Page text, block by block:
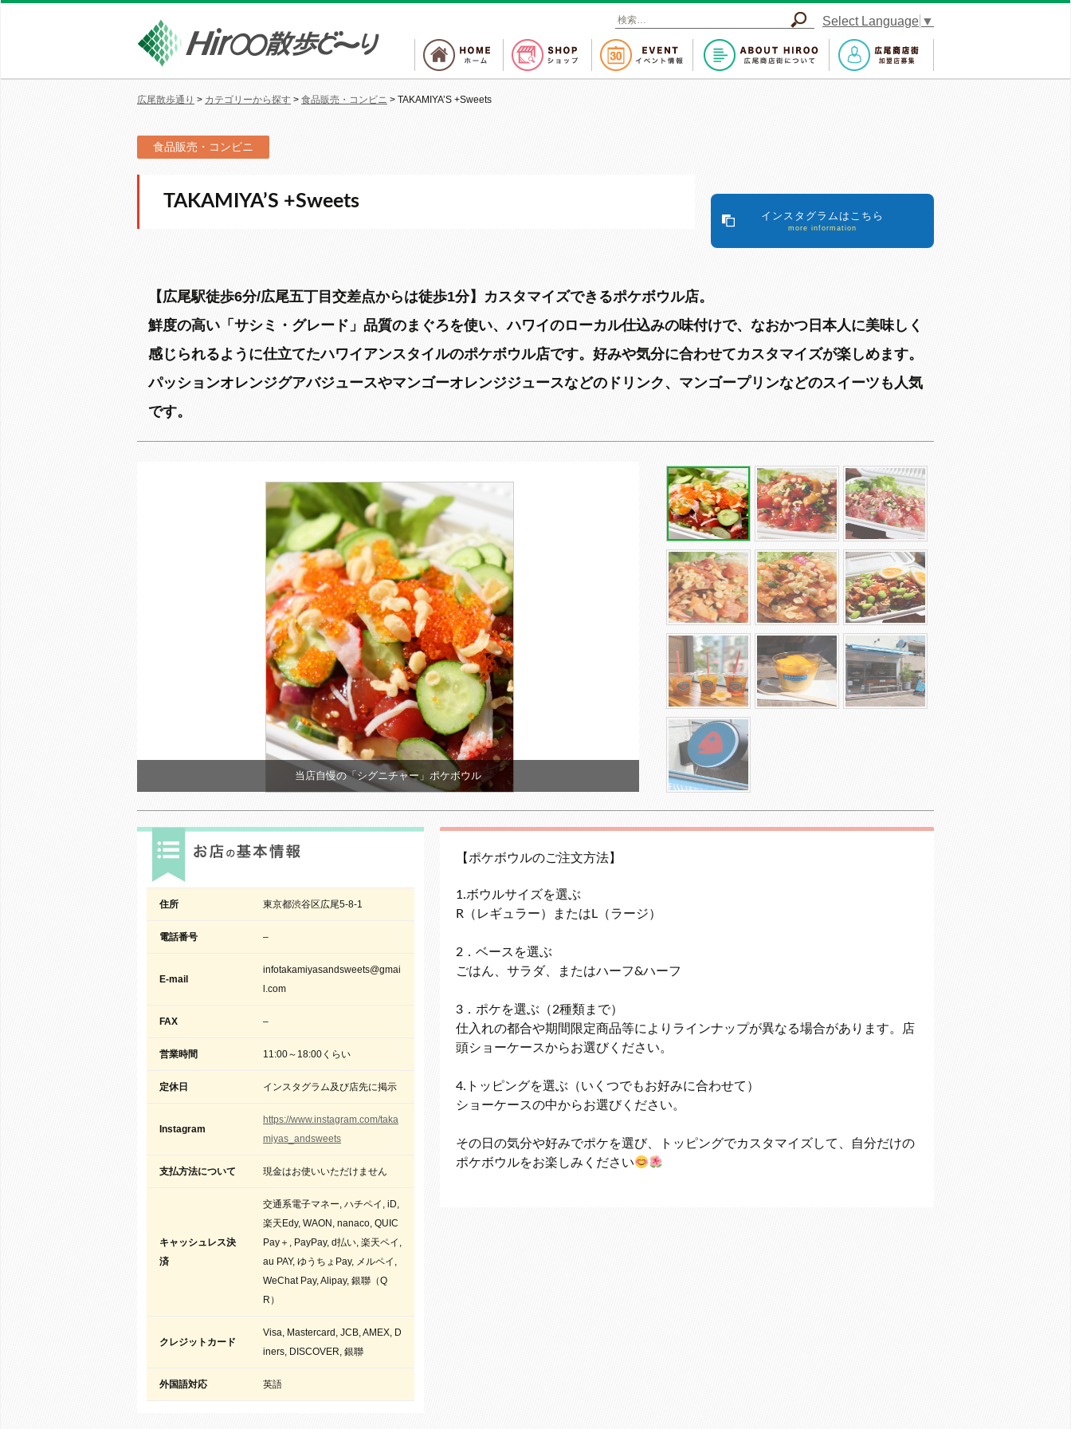
検
:
Select Language ▼
広尾散歩通り > カテゴリーから探す > 食品販売・コンビニ > TAKAMIYA’S +Sweets
食品販売・コンビニ
TAKAMIYA’S +Sweets
インスタグラムはこちら
more information
【広尾駅徒歩6分/広尾五丁目交差点からは徒歩1分】カスタマイズできるポケボウル店。
鮮度の高い「サシミ・グレード」品質のまぐろを使い、ハワイのローカル仕込みの味付けで、なおかつ日本人に美味しく
感じられるように仕立てたハワイアンスタイルのポケボウル店です。好みや気分に合わせてカスタマイズが楽しめます。
パッションオレンジグアバジュースやマンゴーオレンジジュースなどのドリンク、マンゴープリンなどのスイーツも人気
です。
当店自慢の「シグニチャー」ポケボウル
住所 東京都渋谷区広尾5-8-1
電話番号 –
E-mail
infotakamiyasandsweets@gmai
l.com
FAX –
営業時間 11:00～18:00くらい
定休日 インスタグラム及び店先に掲示
Instagram
https://www.instagram.com/taka
miyas_andsweets
支払方法について 現金はお使いいただけません
キャッシュレス決
済
交通系電子マネー, ハチペイ, iD,
楽天Edy, WAON, nanaco, QUIC
Pay＋, PayPay, d払い, 楽天ペイ,
au PAY, ゆうちょPay, メルペイ,
WeChat Pay, Alipay, 銀聯（Q
R）
クレジットカード
Visa, Mastercard, JCB, AMEX, D
iners, DISCOVER, 銀聯
外国語対応 英語
【ポケボウルのご注文方法】
1.ボウルサイズを選ぶ
R（レギュラー）またはL（ラージ）
2．ベースを選ぶ
ごはん、サラダ、またはハーフ&ハーフ
3．ポケを選ぶ（2種類まで）
仕入れの都合や期間限定商品等によりラインナップが異なる場合があります。店
頭ショーケースからお選びください。
4.トッピングを選ぶ（いくつでもお好みに合わせて）
ショーケースの中からお選びください。
その日の気分や好みでポケを選び、トッピングでカスタマイズして、自分だけの
ポケボウルをお楽しみください